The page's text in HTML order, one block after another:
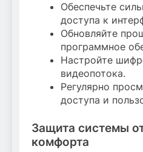
Обеспечьте
доступа к
Обновляйте
программное
Настройте
видеопотока.
Регулярно
доступа и
Защита системы
комфорта